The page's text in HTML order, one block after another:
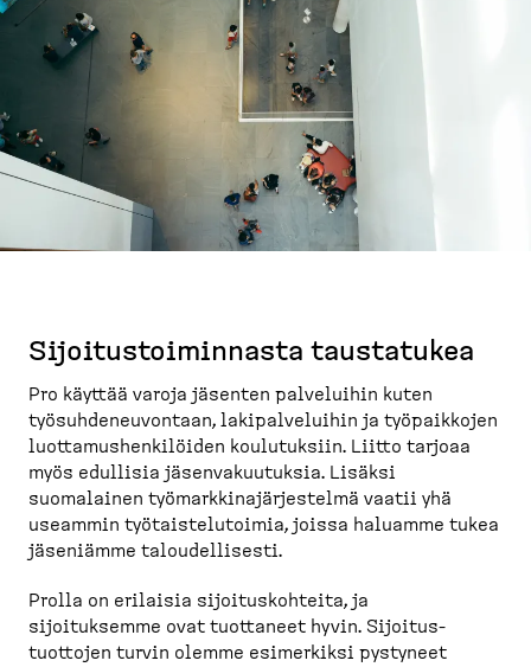
Sijoitus­toi­minnasta taustatukea
Pro käyttää varoja jäsenten palveluihin kuten
työsuh­de­neu­vontaan, lakipal­ve­luihin ja työpaikkojen
luotta­mus­hen­ki­löiden koulutuksiin. Liitto tarjoaa
myös edullisia jäsenva­kuu­tuksia. Lisäksi
suomalainen työmark­ki­na­jär­jestelmä vaatii yhä
useammin työtais­te­lu­toimia, joissa haluamme tukea
jäseniämme taloudel­lisesti.
Prolla on erilaisia sijoitus­kohteita, ja
sijoituksemme ovat tuottaneet hyvin. Sijoitus­
tuottojen turvin olemme esimerkiksi pystyneet